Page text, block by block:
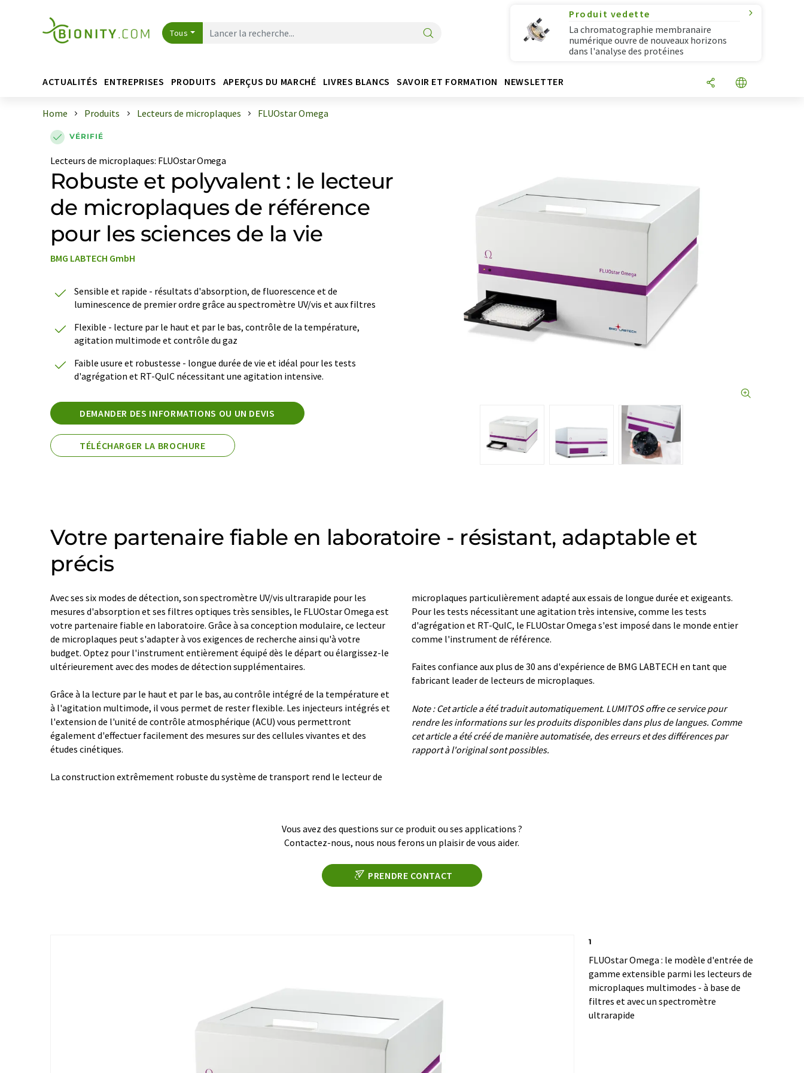
Tous
Produit vedette
La chromatographie membranaire
numérique ouvre de nouveaux horizons
dans l'analyse des protéines
ACTUALITÉS ENTREPRISES PRODUITS APERÇUS DU MARCHÉ LIVRES BLANCS SAVOIR ET FORMATION NEWSLETTER
Home Produits Lecteurs de microplaques FLUOstar Omega
VÉRIFIÉ
Lecteurs de microplaques: FLUOstar Omega
Robuste et polyvalent : le lecteur
de microplaques de référence
pour les sciences de la vie
BMG LABTECH GmbH
Sensible et rapide - résultats d'absorption, de fluorescence et de
luminescence de premier ordre grâce au spectromètre UV/vis et aux filtres
Flexible - lecture par le haut et par le bas, contrôle de la température,
agitation multimode et contrôle du gaz
Faible usure et robustesse - longue durée de vie et idéal pour les tests
d'agrégation et RT-QuIC nécessitant une agitation intensive.
DEMANDER DES INFORMATIONS OU UN DEVIS
TÉLÉCHARGER LA BROCHURE
Votre partenaire fiable en laboratoire - résistant, adaptable et
précis
Avec ses six modes de détection, son spectromètre UV/vis ultrarapide pour les
mesures d'absorption et ses filtres optiques très sensibles, le FLUOstar Omega est
votre partenaire fiable en laboratoire. Grâce à sa conception modulaire, ce lecteur
de microplaques peut s'adapter à vos exigences de recherche ainsi qu'à votre
budget. Optez pour l'instrument entièrement équipé dès le départ ou élargissez-le
ultérieurement avec des modes de détection supplémentaires.
Grâce à la lecture par le haut et par le bas, au contrôle intégré de la température et
à l'agitation multimode, il vous permet de rester flexible. Les injecteurs intégrés et
l'extension de l'unité de contrôle atmosphérique (ACU) vous permettront
également d'effectuer facilement des mesures sur des cellules vivantes et des
études cinétiques.
La construction extrêmement robuste du système de transport rend le lecteur de
microplaques particulièrement adapté aux essais de longue durée et exigeants.
Pour les tests nécessitant une agitation très intensive, comme les tests
d'agrégation et RT-QuIC, le FLUOstar Omega s'est imposé dans le monde entier
comme l'instrument de référence.
Faites confiance aux plus de 30 ans d'expérience de BMG LABTECH en tant que
fabricant leader de lecteurs de microplaques.
Note : Cet article a été traduit automatiquement. LUMITOS offre ce service pour
rendre les informations sur les produits disponibles dans plus de langues. Comme
cet article a été créé de manière automatisée, des erreurs et des différences par
rapport à l'original sont possibles.
Vous avez des questions sur ce produit ou ses applications ?
Contactez-nous, nous nous ferons un plaisir de vous aider.
PRENDRE CONTACT
1
FLUOstar Omega : le modèle d'entrée de
gamme extensible parmi les lecteurs de
microplaques multimodes - à base de
filtres et avec un spectromètre
ultrarapide